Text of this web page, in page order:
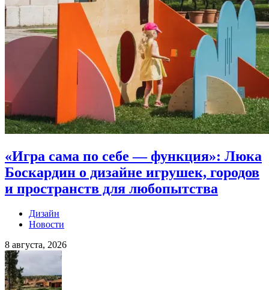
«Игра сама по себе — функция»: Люка
Боскардин о дизайне игрушек, городов
и пространств для любопытства
Дизайн
Новости
8 августа, 2026